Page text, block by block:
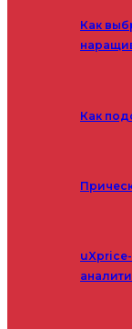
Как
Как